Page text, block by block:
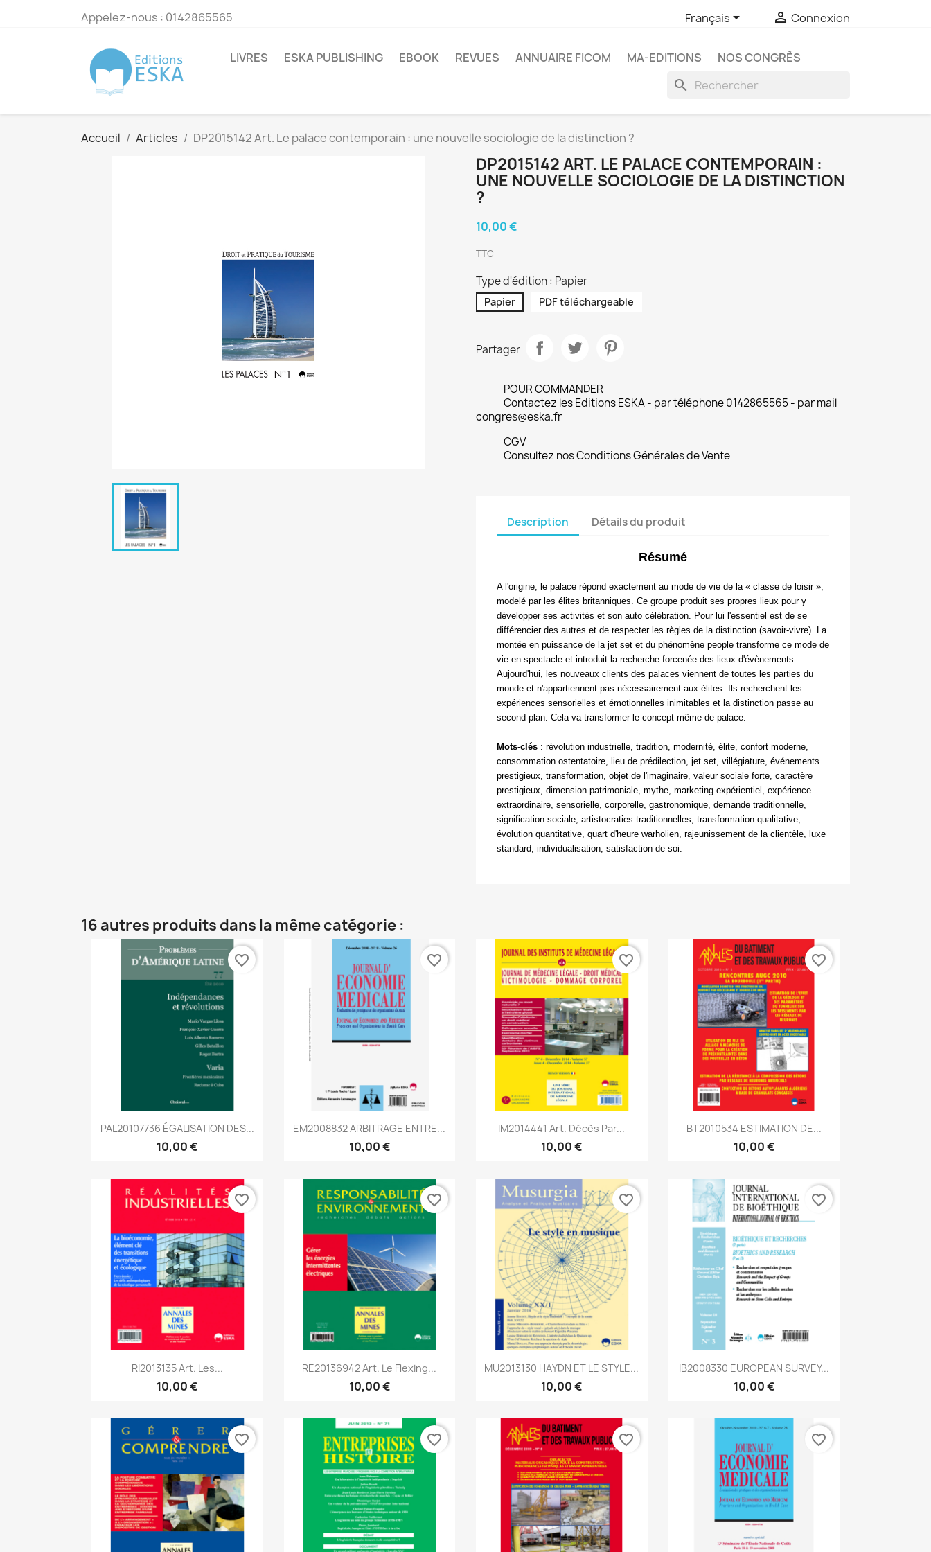
Appelez-nous : 0142865565 Français  Connexion
LIVRES ESKA PUBLISHING EBOOK REVUES ANNUAIRE FICOM MA-EDITIONS NOS CONGRÈS
search
Accueil Articles DP2015142 Art. Le palace contemporain : une nouvelle sociologie de la distinction ?
DP2015142 ART. LE PALACE CONTEMPORAIN :
UNE NOUVELLE SOCIOLOGIE DE LA DISTINCTION
?
10,00 €
TTC
Type d'édition : Papier
Papier PDF téléchargeable
Partager
POUR COMMANDER
Contactez les Editions ESKA - par téléphone 0142865565 - par mail
congres@eska.fr
CGV
Consultez nos Conditions Générales de Vente
Description Détails du produit
Résumé
A l'origine, le palace répond exactement au mode de vie de la « classe de loisir »,
modelé par les élites britanniques. Ce groupe produit ses propres lieux pour y
développer ses activités et son auto célébration. Pour lui l'essentiel est de se
différencier des autres et de respecter les règles de la distinction (savoir-vivre). La
montée en puissance de la jet set et du phénomène people transforme ce mode de
vie en spectacle et introduit la recherche forcenée des lieux d'évènements.
Aujourd'hui, les nouveaux clients des palaces viennent de toutes les parties du
monde et n'appartiennent pas nécessairement aux élites. Ils recherchent les
expériences sensorielles et émotionnelles inimitables et la distinction passe au
second plan. Cela va transformer le concept même de palace.
Mots-clés : révolution industrielle, tradition, modernité, élite, confort moderne,
consommation ostentatoire, lieu de prédilection, jet set, villégiature, événements
prestigieux, transformation, objet de l'imaginaire, valeur sociale forte, caractère
prestigieux, dimension patrimoniale, mythe, marketing expérientiel, expérience
extraordinaire, sensorielle, corporelle, gastronomique, demande traditionnelle,
signification sociale, artistocraties traditionnelles, transformation qualitative,
évolution quantitative, quart d'heure warholien, rajeunissement de la clientèle, luxe
standard, individualisation, satisfaction de soi.
16 autres produits dans la même catégorie :
Aperçu rapide
PAL20107736 ÉGALISATION DES...
10,00 €
favorite_border
Aperçu rapide
EM2008832 ARBITRAGE ENTRE...
10,00 €
favorite_border
Aperçu rapide
IM2014441 Art. Décès Par...
10,00 €
favorite_border
Aperçu rapide
BT2010534 ESTIMATION DE...
10,00 €
favorite_border
Aperçu rapide
RI2013135 Art. Les...
10,00 €
favorite_border
Aperçu rapide
RE20136942 Art. Le Flexing...
10,00 €
favorite_border
Aperçu rapide
MU2013130 HAYDN ET LE STYLE...
10,00 €
favorite_border
Aperçu rapide
IB2008330 EUROPEAN SURVEY...
10,00 €
favorite_border
favorite_border favorite_border favorite_border favorite_border